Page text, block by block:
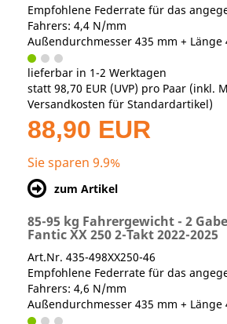
Empfohlene Federrate für das
Fahrers: 4,4 N/mm
Außendurchmesser 435 mm + Länge
lieferbar in 1-2 Werktagen
statt 98,70 EUR (UVP) pro Paar (inkl.
Versandkosten für Standardartikel)
88,90 EUR
Sie sparen 9.9%
zum Artikel
85-95 kg Fahrergewicht - 2
Fantic XX 250 2-Takt 2022-2025
Art.Nr. 435-498XX250-46
Empfohlene Federrate für das
Fahrers: 4,6 N/mm
Außendurchmesser 435 mm + Länge